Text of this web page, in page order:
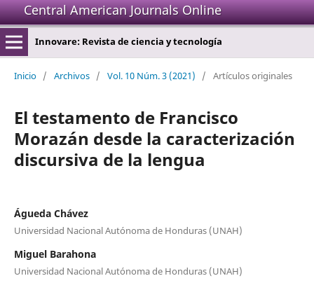
Central American Journals Online
Innovare: Revista de ciencia y tecnología
Inicio / Archivos / Vol. 10 Núm. 3 (2021) / Artículos originales
El testamento de Francisco
Morazán desde la caracterización
discursiva de la lengua
Águeda Chávez
Universidad Nacional Autónoma de Honduras (UNAH)
Miguel Barahona
Universidad Nacional Autónoma de Honduras (UNAH)